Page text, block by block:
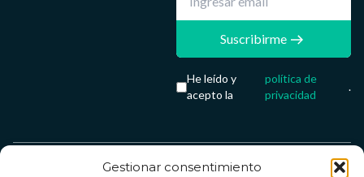
Gestionar consentimiento
Suscribirme
He leído y
acepto la
política de
privacidad
.